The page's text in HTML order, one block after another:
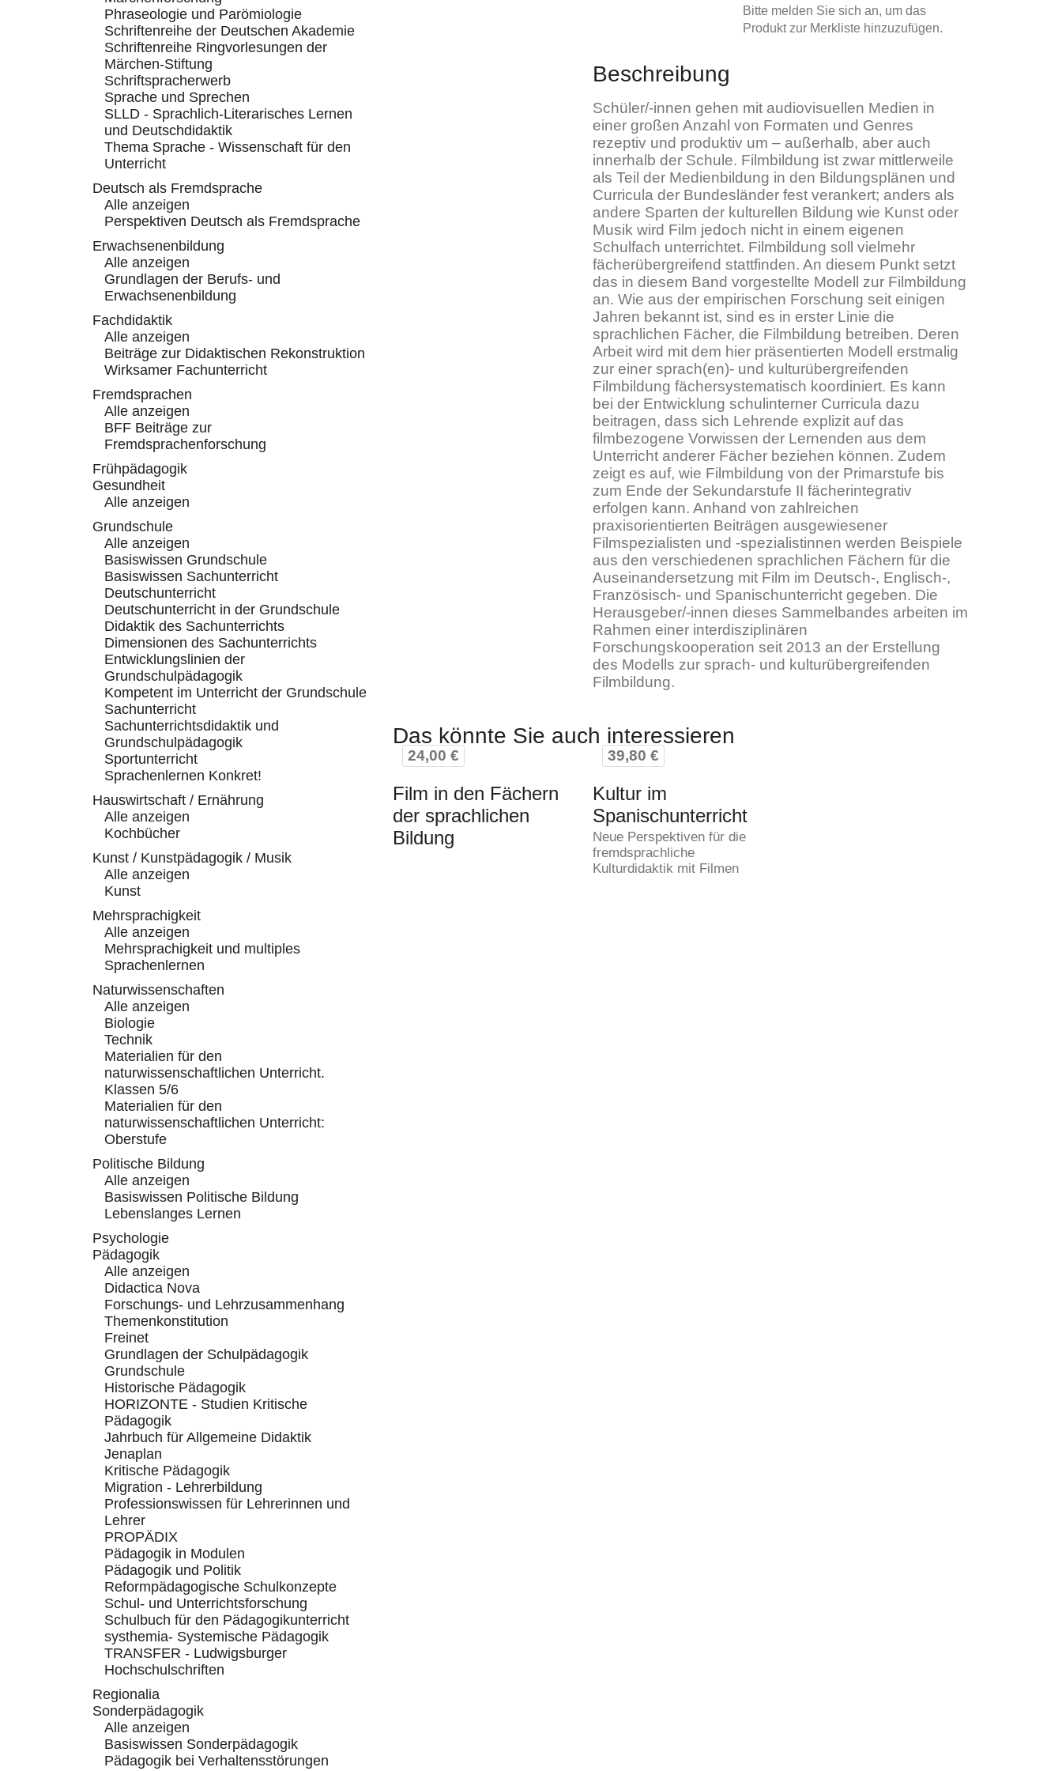
Bitte melden Sie sich an, um das
Produkt zur Merkliste hinzuzufügen.
Beschreibung
Schüler/-innen gehen mit audiovisuellen Medien in
einer großen Anzahl von Formaten und Genres
rezeptiv und produktiv um – außerhalb, aber auch
innerhalb der Schule. Filmbildung ist zwar mittlerweile
als Teil der Medienbildung in den Bildungsplänen und
Curricula der Bundesländer fest verankert; anders als
andere Sparten der kulturellen Bildung wie Kunst oder
Musik wird Film jedoch nicht in einem eigenen
Schulfach unterrichtet. Filmbildung soll vielmehr
fächerübergreifend stattfinden. An diesem Punkt setzt
das in diesem Band vorgestellte Modell zur Filmbildung
an. Wie aus der empirischen Forschung seit einigen
Jahren bekannt ist, sind es in erster Linie die
sprachlichen Fächer, die Filmbildung betreiben. Deren
Arbeit wird mit dem hier präsentierten Modell erstmalig
zur einer sprach(en)- und kulturübergreifenden
Filmbildung fächersystematisch koordiniert. Es kann
bei der Entwicklung schulinterner Curricula dazu
beitragen, dass sich Lehrende explizit auf das
filmbezogene Vorwissen der Lernenden aus dem
Unterricht anderer Fächer beziehen können. Zudem
zeigt es auf, wie Filmbildung von der Primarstufe bis
zum Ende der Sekundarstufe II fächerintegrativ
erfolgen kann. Anhand von zahlreichen
praxisorientierten Beiträgen ausgewiesener
Filmspezialisten und -spezialistinnen werden Beispiele
aus den verschiedenen sprachlichen Fächern für die
Auseinandersetzung mit Film im Deutsch-, Englisch-,
Französisch- und Spanischunterricht gegeben. Die
Herausgeber/-innen dieses Sammelbandes arbeiten im
Rahmen einer interdisziplinären
Forschungskooperation seit 2013 an der Erstellung
des Modells zur sprach- und kulturübergreifenden
Filmbildung.
Das könnte Sie auch interessieren
24,00 €
Film in den Fächern
der sprachlichen
Bildung
39,80 €
Kultur im
Spanischunterricht
Neue Perspektiven für die
fremdsprachliche
Kulturdidaktik mit Filmen
Phraseologie und Parömiologie
Schriftenreihe der Deutschen Akademie
Schriftenreihe Ringvorlesungen der
Märchen-Stiftung
Schriftspracherwerb
Sprache und Sprechen
SLLD - Sprachlich-Literarisches Lernen
und Deutschdidaktik
Thema Sprache - Wissenschaft für den
Unterricht
Deutsch als Fremdsprache
Alle anzeigen
Perspektiven Deutsch als Fremdsprache
Erwachsenenbildung
Alle anzeigen
Grundlagen der Berufs- und
Erwachsenenbildung
Fachdidaktik
Alle anzeigen
Beiträge zur Didaktischen Rekonstruktion
Wirksamer Fachunterricht
Fremdsprachen
Alle anzeigen
BFF Beiträge zur
Fremdsprachenforschung
Frühpädagogik
Gesundheit
Alle anzeigen
Grundschule
Alle anzeigen
Basiswissen Grundschule
Basiswissen Sachunterricht
Deutschunterricht
Deutschunterricht in der Grundschule
Didaktik des Sachunterrichts
Dimensionen des Sachunterrichts
Entwicklungslinien der
Grundschulpädagogik
Kompetent im Unterricht der Grundschule
Sachunterricht
Sachunterrichtsdidaktik und
Grundschulpädagogik
Sportunterricht
Sprachenlernen Konkret!
Hauswirtschaft / Ernährung
Alle anzeigen
Kochbücher
Kunst / Kunstpädagogik / Musik
Alle anzeigen
Kunst
Mehrsprachigkeit
Alle anzeigen
Mehrsprachigkeit und multiples
Sprachenlernen
Naturwissenschaften
Alle anzeigen
Biologie
Technik
Materialien für den
naturwissenschaftlichen Unterricht.
Klassen 5/6
Materialien für den
naturwissenschaftlichen Unterricht:
Oberstufe
Politische Bildung
Alle anzeigen
Basiswissen Politische Bildung
Lebenslanges Lernen
Psychologie
Pädagogik
Alle anzeigen
Didactica Nova
Forschungs- und Lehrzusammenhang
Themenkonstitution
Freinet
Grundlagen der Schulpädagogik
Grundschule
Historische Pädagogik
HORIZONTE - Studien Kritische
Pädagogik
Jahrbuch für Allgemeine Didaktik
Jenaplan
Kritische Pädagogik
Migration - Lehrerbildung
Professionswissen für Lehrerinnen und
Lehrer
PROPÄDIX
Pädagogik in Modulen
Pädagogik und Politik
Reformpädagogische Schulkonzepte
Schul- und Unterrichtsforschung
Schulbuch für den Pädagogikunterricht
systhemia- Systemische Pädagogik
TRANSFER - Ludwigsburger
Hochschulschriften
Regionalia
Sonderpädagogik
Alle anzeigen
Basiswissen Sonderpädagogik
Pädagogik bei Verhaltensstörungen